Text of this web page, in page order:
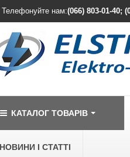
Телефонуйте нам:(066) 803-01-40;
КАТАЛОГ ТОВАРІВ
НОВИНИ І СТАТТІ